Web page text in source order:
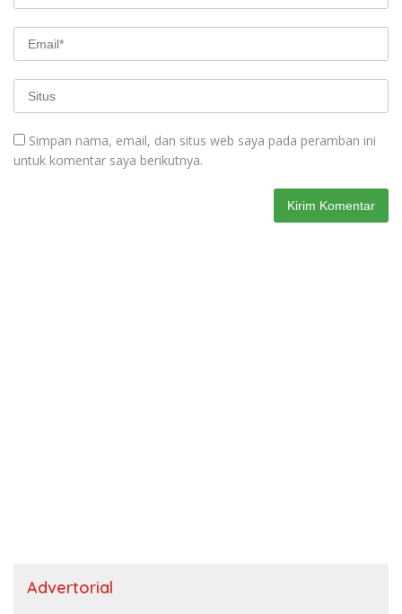
Simpan nama, email, dan situs web saya pada peramban ini
untuk komentar saya berikutnya.
Advertorial